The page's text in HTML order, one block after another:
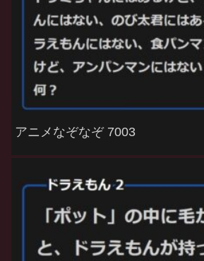
アニメなぞなぞ 7003